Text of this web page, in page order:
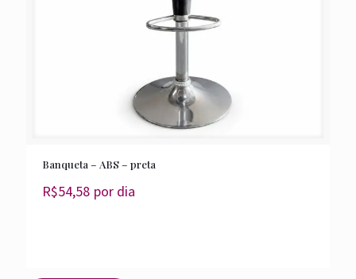
Banqueta – ABS – preta
R$54,58 por dia